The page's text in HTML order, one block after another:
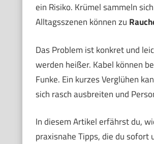
ein Risiko. Krümel sammeln
Alltagsszenen können zu
Das Problem ist konkret und
werden heißer. Kabel können
Funke. Ein kurzes Verglühen
sich rasch ausbreiten und
In diesem Artikel erfährst du,
praxisnahe Tipps, die du sofort